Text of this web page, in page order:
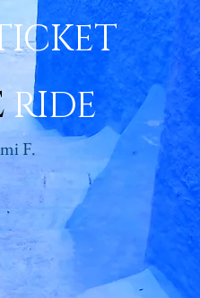
F.
RIDE